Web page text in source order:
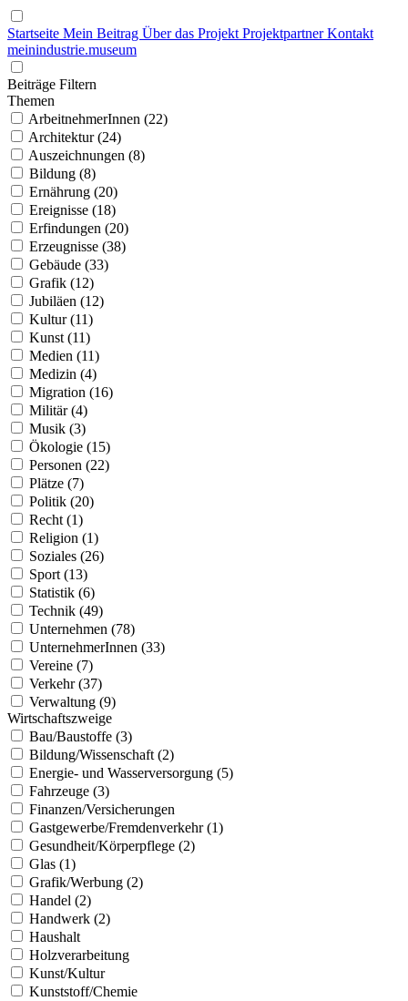
Startseite Mein Beitrag Über das Projekt ProjektpartnerKontakt
meinindustrie.museum
Beiträge Filtern
Themen
ArbeitnehmerInnen (22)
Architektur (24)
Auszeichnungen (8)
Bildung (8)
Ernährung (20)
Ereignisse (18)
Erfindungen (20)
Erzeugnisse (38)
Gebäude (33)
Grafik (12)
Jubiläen (12)
Kultur (11)
Kunst (11)
Medien (11)
Medizin (4)
Migration (16)
Militär (4)
Musik (3)
Ökologie (15)
Personen (22)
Plätze (7)
Politik (20)
Recht (1)
Religion (1)
Soziales (26)
Sport (13)
Statistik (6)
Technik (49)
Unternehmen (78)
UnternehmerInnen (33)
Vereine (7)
Verkehr (37)
Verwaltung (9)
Wirtschaftszweige
Bau/Baustoffe (3)
Bildung/Wissenschaft (2)
Energie- und Wasserversorgung (5)
Fahrzeuge (3)
Finanzen/Versicherungen
Gastgewerbe/Fremdenverkehr (1)
Gesundheit/Körperpflege (2)
Glas (1)
Grafik/Werbung (2)
Handel (2)
Handwerk (2)
Haushalt
Holzverarbeitung
Kunst/Kultur
Kunststoff/Chemie